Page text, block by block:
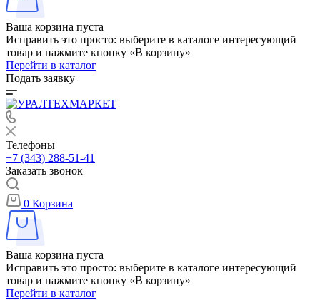
Ваша корзина пуста
Исправить это просто: выберите в каталоге интересующий
товар и нажмите кнопку «В корзину»
Перейти в каталог
Подать заявку
Телефоны
+7 (343) 288-51-41
Заказать звонок
0 Корзина
Ваша корзина пуста
Исправить это просто: выберите в каталоге интересующий
товар и нажмите кнопку «В корзину»
Перейти в каталог